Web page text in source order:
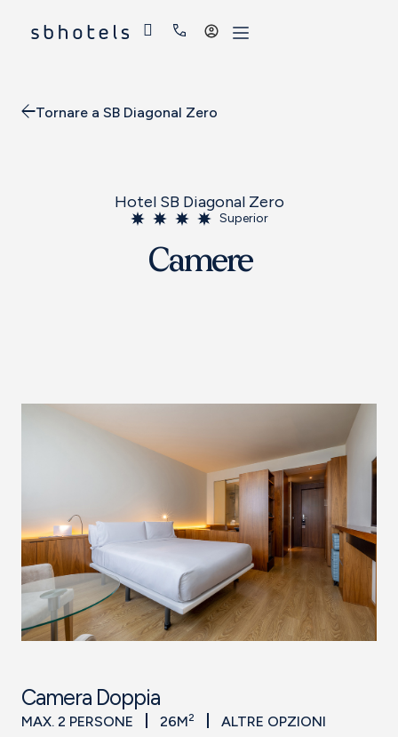
Accedi
Tornare a SB Diagonal Zero
Hotel SB Diagonal Zero
Superior
Camere
Camera Doppia
MAX. 2 PERSONE 26M2 ALTRE OPZIONI